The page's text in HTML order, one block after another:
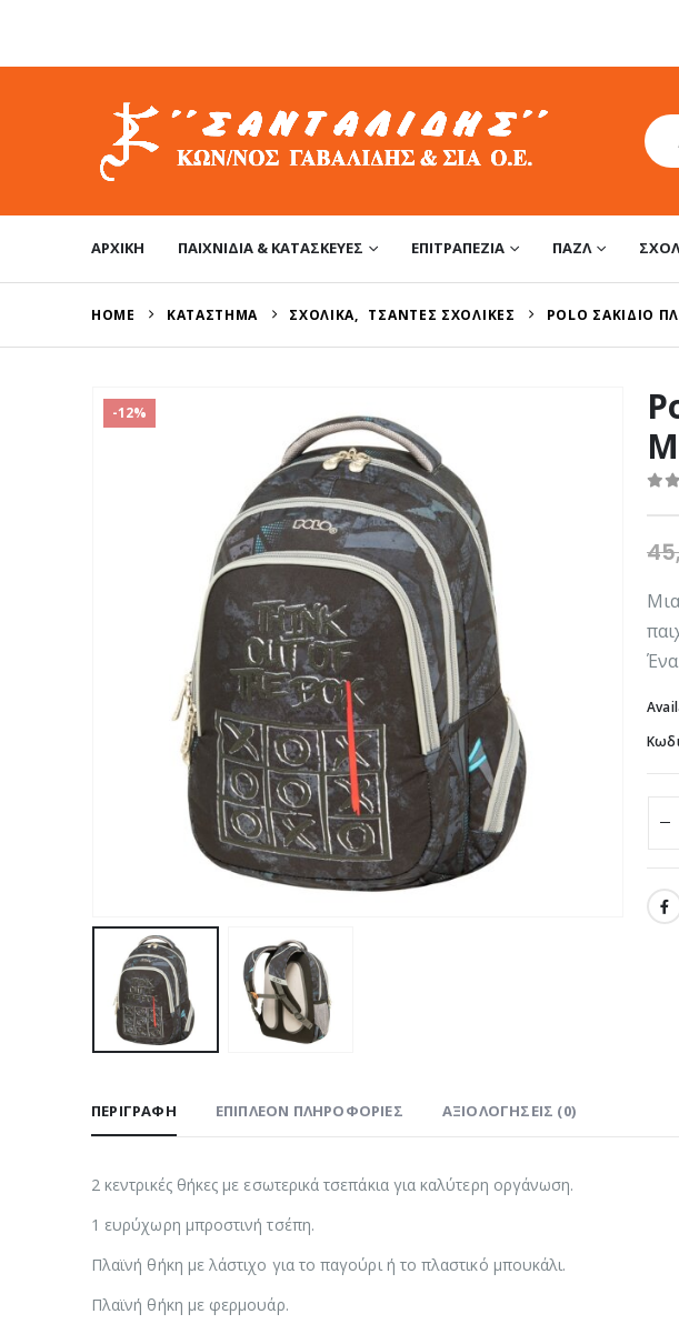
ΑΡΧΙΚΉ ΠΑΙΧΝΊΔΙΑ & ΚΑΤΑΣΚΕΥΈΣ ΕΠΙΤΡΑΠΈΖΙΑ ΠΑΖΛ
HOME ΚΑΤΆΣΤΗΜΑ ΣΧΟΛΙΚΆ, ΤΣΆΝΤΕΣ ΣΧΟΛΙΚΈΣ POLO ΣΑΚΊΔΙΟ
-12%
ΠΕΡΙΓΡΑΦΉ ΕΠΙΠΛΈΟΝ ΠΛΗΡΟΦΟΡΊΕΣ ΑΞΙΟΛΟΓΉΣΕΙΣ (0)
2 κεντρικές θήκες με εσωτερικά τσεπάκια για καλύτερη οργάνωση.
1 ευρύχωρη μπροστινή τσέπη.
Πλαϊνή θήκη με λάστιχο για το παγούρι ή το πλαστικό μπουκάλι.
Πλαϊνή θήκη με φερμουάρ.